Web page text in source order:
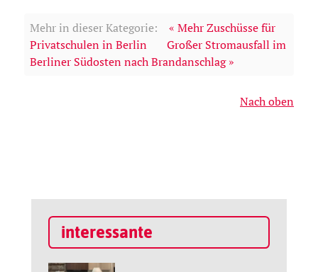
Mehr in dieser Kategorie:
« Mehr Zuschüsse für
Privatschulen in Berlin
Großer Stromausfall im
Berliner Südosten nach Brandanschlag »
Nach oben
interessante